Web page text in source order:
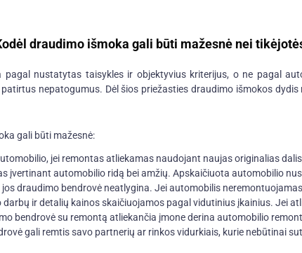
draudimo išmoka gali būti mažesnė nei
pagal nustatytas taisykles ir objektyvius kriterijus, o ne pagal
nepatogumus. Dėl šios priežasties draudimo išmokos
gali būti mažesnė:
jei remontas atliekamas naudojant naujas originalias
įvertinant automobilio ridą bei amžių. Apskaičiuota automobilio
draudimo bendrovė neatlygina. Jei automobilis
ir detalių kainos skaičiuojamos pagal vidutinius įkainius. Jei
bendrovė su remontą atliekančia įmone derina automobilio
gali remtis savo partnerių ar rinkos vidurkiais, kurie nebūtinai